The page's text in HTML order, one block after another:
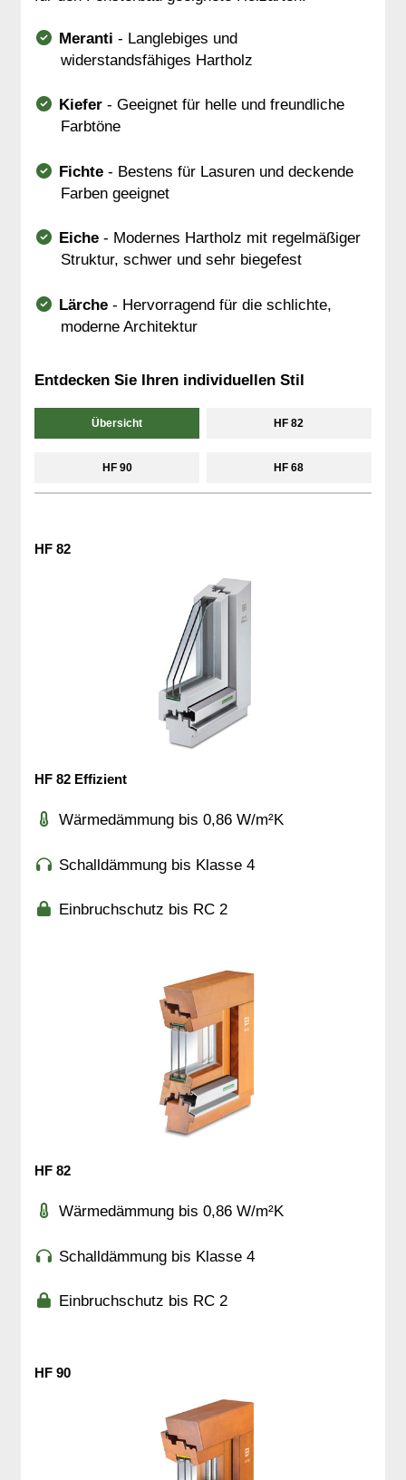
Meranti - Langlebiges und
widerstandsfähiges Hartholz
Kiefer- Geeignet für helle und freundliche
Farbtöne
Fichte- Bestens für Lasuren und deckende
Farben geeignet
Eiche- Modernes Hartholz mit regelmäßiger
Struktur, schwer und sehr biegefest
Lärche- Hervorragend für die schlichte,
moderne Architektur
Entdecken Sie Ihren individuellen Stil
Übersicht HF 82
HF 90 HF 68
HF 82
HF 82 Effizient
Wärmedämmung bis 0,86 W/m²K
Schalldämmung bis Klasse 4
Einbruchschutz bis RC 2
HF 82
Wärmedämmung bis 0,86 W/m²K
Schalldämmung bis Klasse 4
Einbruchschutz bis RC 2
HF 90